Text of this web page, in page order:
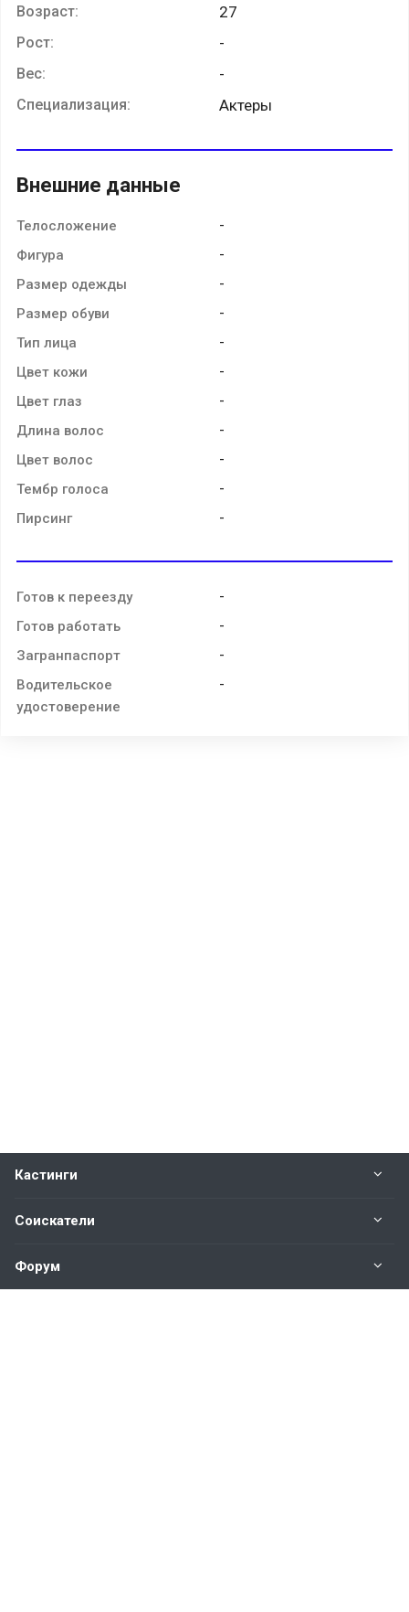
Возраст: 27
Рост: -
Вес: -
Специализация: Актеры
Внешние данные
Телосложение -
Фигура -
Размер одежды -
Размер обуви -
Тип лица -
Цвет кожи -
Цвет глаз -
Длина волос -
Цвет волос -
Тембр голоса -
Пирсинг -
Готов к переезду -
Готов работать -
Загранпаспорт -
Водительское
удостоверение
-
Кастинги
Соискатели
Форум